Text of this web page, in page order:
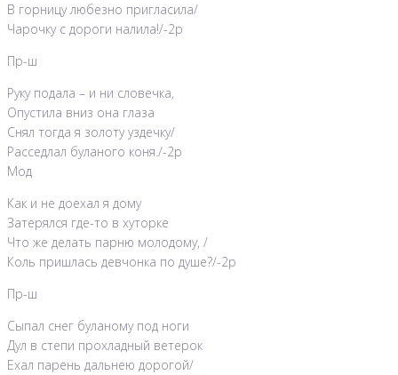
В горницу любезно пригласила/
Чарочку с дороги налила!/-2р
Пр-ш
Руку подала – и ни словечка,
Опустила вниз она глаза
Снял тогда я золоту уздечку/
Расседлал буланого коня./-2р
Мод
Как и не доехал я дому
Затерялся где-то в хуторке
Что же делать парню молодому, /
Коль пришлась девчонка по душе?/-2р
Пр-ш
Сыпал снег буланому под ноги
Дул в степи прохладный ветерок
Ехал парень дальнею дорогой/